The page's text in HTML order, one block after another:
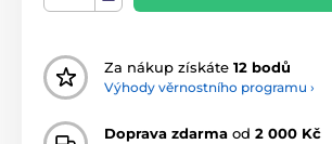
Za nákup získáte 12 bodů
Výhody věrnostního programu ›
Doprava zdarma od 2 000 Kč